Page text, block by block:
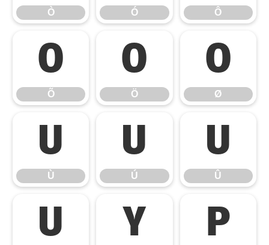
Ò Ó Ô
Õ
Õ
Ö
Ö
Ø
Ø
Ù
Ù
Ú
Ú
Û
Û
Ü Ý Þ